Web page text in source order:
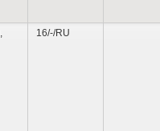
16/-/RU